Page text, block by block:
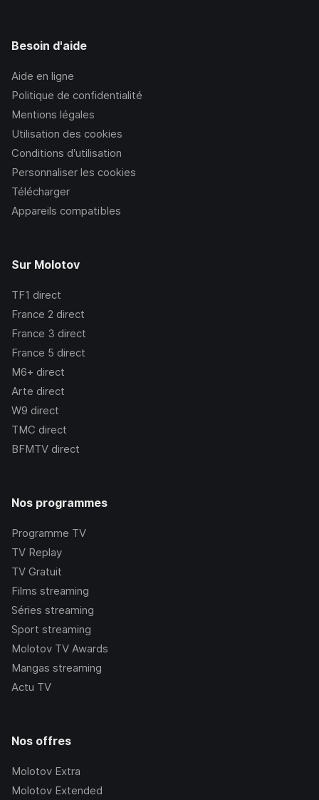
Besoin d'aide
Aide en ligne
Politique de confidentialité
Mentions légales
Utilisation des cookies
Conditions d’utilisation
Personnaliser les cookies
Télécharger
Appareils compatibles
Sur Molotov
TF1 direct
France 2 direct
France 3 direct
France 5 direct
M6+ direct
Arte direct
W9 direct
TMC direct
BFMTV direct
Nos programmes
Programme TV
TV Replay
TV Gratuit
Films streaming
Séries streaming
Sport streaming
Molotov TV Awards
Mangas streaming
Actu TV
Nos offres
Molotov Extra
Molotov Extended